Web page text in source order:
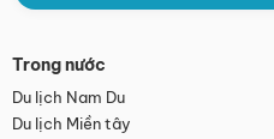
Trong nước
Du lịch Nam Du
Du lịch Miền tây